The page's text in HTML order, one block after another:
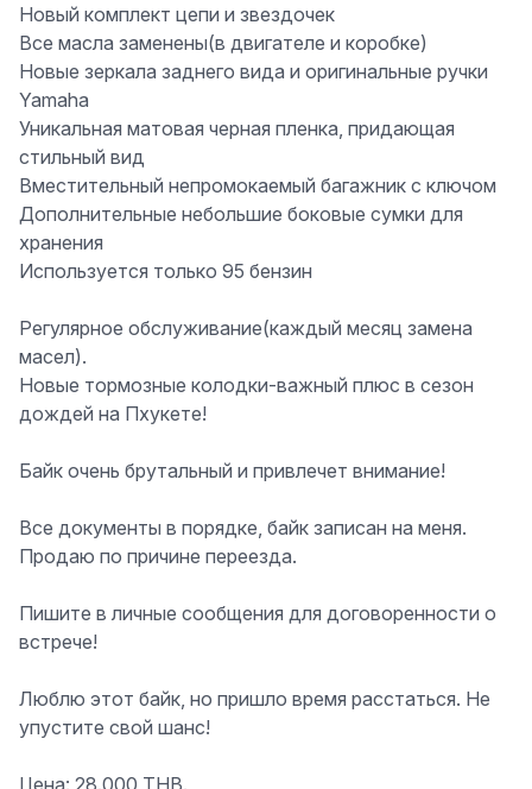
Новый комплект цепи и звездочек
Все масла заменены(в двигателе и коробке)
Новые зеркала заднего вида и оригинальные ручки
Yamaha
Уникальная матовая черная пленка, придающая
стильный вид
Вместительный непромокаемый багажник с ключом
Дополнительные небольшие боковые сумки для
хранения
Используется только 95 бензин
Регулярное обслуживание(каждый месяц замена
масел).
Новые тормозные колодки-важный плюс в сезон
дождей на Пхукете!
Байк очень брутальный и привлечет внимание!
Все документы в порядке, байк записан на меня.
Продаю по причине переезда.
Пишите в личные сообщения для договоренности о
встрече!
Люблю этот байк, но пришло время расстаться. Не
упустите свой шанс!
Цена: 28.000 THB.